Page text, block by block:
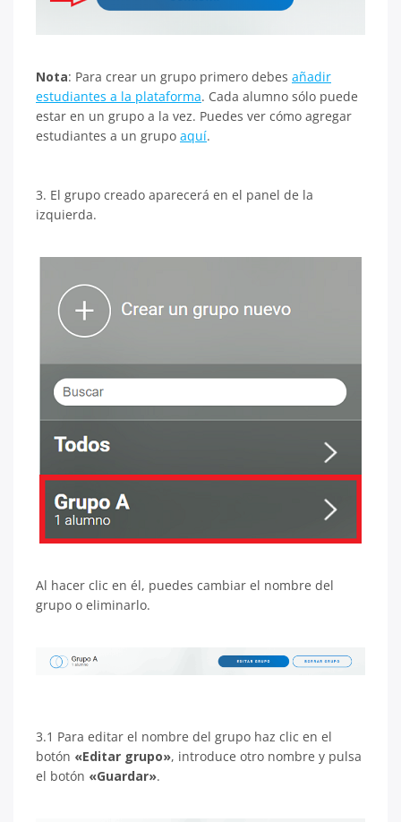
Nota: Para crear un grupo primero debes añadir
estudiantes a la plataforma. Cada alumno sólo puede
estar en un grupo a la vez. Puedes ver cómo agregar
estudiantes a un grupo aquí.
3. El grupo creado aparecerá en el panel de la
izquierda.
Al hacer clic en él, puedes cambiar el nombre del
grupo o eliminarlo.
3.1 Para editar el nombre del grupo haz clic en el
botón «Editar grupo», introduce otro nombre y pulsa
el botón «Guardar».